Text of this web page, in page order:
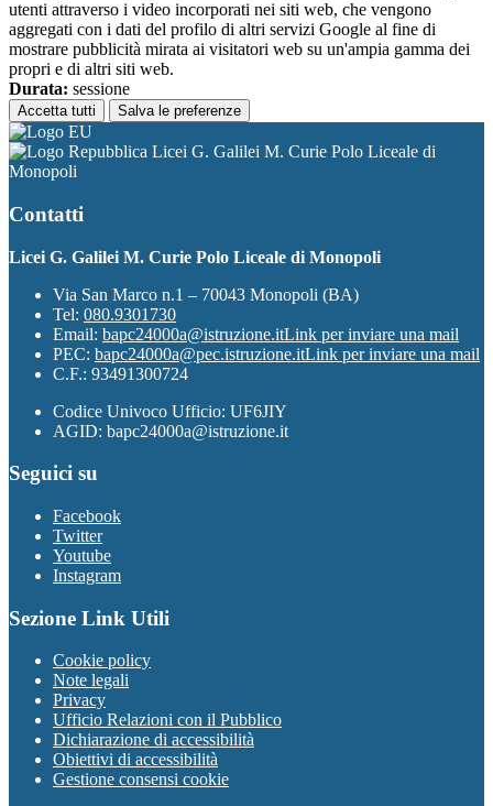
utenti attraverso i video incorporati nei siti web, che vengono
aggregati con i dati del profilo di altri servizi Google al fine di
mostrare pubblicità mirata ai visitatori web su un'ampia gamma dei
propri e di altri siti web.
Durata: sessione
Accetta tutti Salva le preferenze
Licei G. Galilei M. Curie Polo Liceale di
Monopoli
Contatti
Licei G. Galilei M. Curie Polo Liceale di Monopoli
Via San Marco n.1 – 70043 Monopoli (BA)
Tel: 080.9301730
Email: bapc24000a@istruzione.itLink per inviare una mail
PEC: bapc24000a@pec.istruzione.itLink per inviare una mail
C.F.: 93491300724
Codice Univoco Ufficio: UF6JIY
AGID: bapc24000a@istruzione.it
Seguici su
Facebook
Twitter
Youtube
Instagram
Sezione Link Utili
Cookie policy
Note legali
Privacy
Ufficio Relazioni con il Pubblico
Dichiarazione di accessibilità
Obiettivi di accessibilità
Gestione consensi cookie